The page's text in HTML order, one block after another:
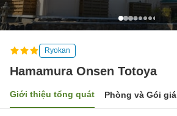
Ryokan
Hamamura Onsen Totoya
Giới thiệu tổng quát Phòng và Gói giá